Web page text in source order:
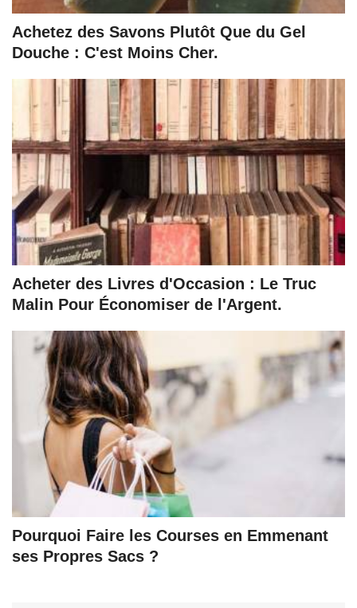
Achetez des Savons Plutôt Que du Gel
Douche : C'est Moins Cher.
Acheter des Livres d'Occasion : Le Truc
Malin Pour Économiser de l'Argent.
Pourquoi Faire les Courses en Emmenant
ses Propres Sacs ?